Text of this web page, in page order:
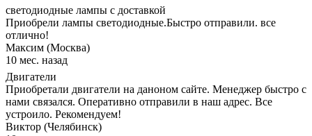
светодиодные лампы с доставкой
Приобрели лампы светодиодные.Быстро отправили. все
отлично!
Максим (Москва)
10 мес. назад
Двигатели
Приобретали двигатели на даноном сайте. Менеджер быстро с
нами связался. Оперативно отправили в наш адрес. Все
устроило. Рекомендуем!
Виктор (Челябинск)